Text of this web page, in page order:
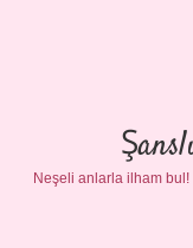
Neşeli anlarla ilham bul!